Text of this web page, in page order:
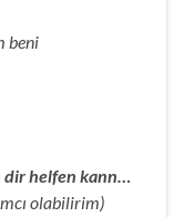
beni
dir helfen kann…
olabilirim)